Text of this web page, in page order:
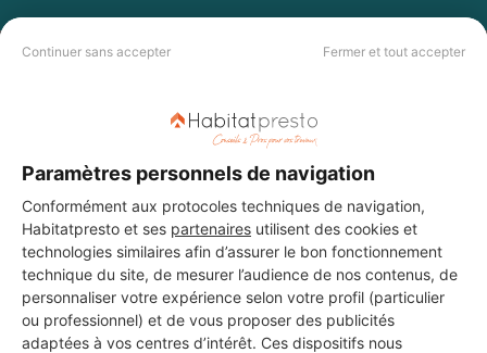
Continuer sans accepter Fermer et tout accepter
Paramètres personnels de navigation
Conformément aux protocoles techniques de navigation,
Habitatpresto et ses partenaires utilisent des cookies et
technologies similaires afin d’assurer le bon fonctionnement
technique du site, de mesurer l’audience de nos contenus, de
personnaliser votre expérience selon votre profil (particulier
ou professionnel) et de vous proposer des publicités
adaptées à vos centres d’intérêt. Ces dispositifs nous
d'alarmes pour vos travaux à
Lingolsheim
ELECTRICITÉ GÉNÉRALE CALISKAN
Lingolsheim
3 ans d'expérience